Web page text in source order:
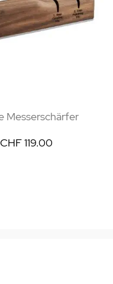
Messerschärfer
CHF 119.00